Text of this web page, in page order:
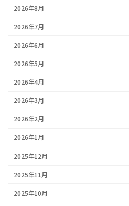
2026年8月
2026年7月
2026年6月
2026年5月
2026年4月
2026年3月
2026年2月
2026年1月
2025年12月
2025年11月
2025年10月